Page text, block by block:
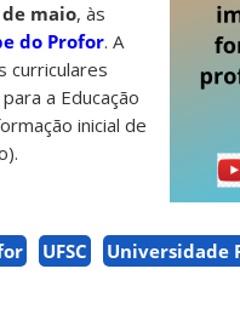
maio, às
do Profor. A
curriculares
a Educação
inicial de
UFSC Universidade